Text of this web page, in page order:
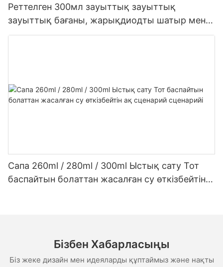
Реттелген 300мл зауыттық зауыттық
зауыттық бағаны, жарықдиодты шатыр мен
сірі сірі сетикалық силикон герметикасы үшін
Сапа 260ml / 280ml / 300ml Ыстық сату Тот
баспайтын болаттан жасалған су өткізбейтін
Бізбен Хабарласыңы
Біз жеке дизайн мен идеяларды құптаймыз және нақты